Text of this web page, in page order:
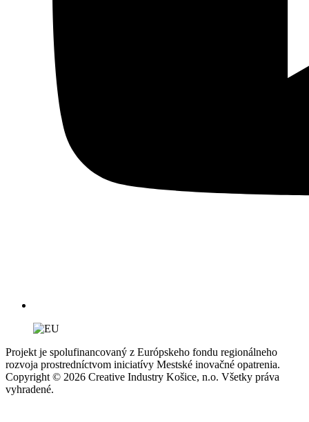
Projekt je spolufinancovaný z Európskeho fondu regionálneho
rozvoja prostredníctvom iniciatívy Mestské inovačné opatrenia.
Copyright © 2026 Creative Industry Košice, n.o. Všetky práva
vyhradené.